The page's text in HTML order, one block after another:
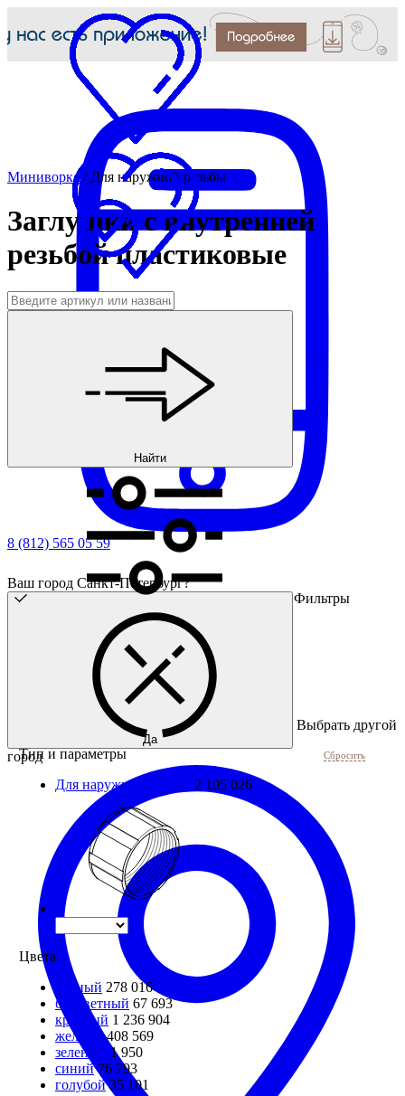
8 (812) 565 05 59
Ваш город Санкт-Петербург?
Да
Выбрать другой
город
Миниворкс / Для наружной резьбы
Заглушки с внутренней
резьбой пластиковые
Найти
Фильтры
Тип и параметры Сбросить
Для наружной резьбы 2 105 026
Цвета
черный 278 016
бесцветный 67 693
красный 1 236 904
желтый 408 569
зеленый
1 950
синий 76 793
голубой 35 101